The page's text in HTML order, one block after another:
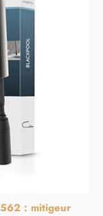
: mitigeur